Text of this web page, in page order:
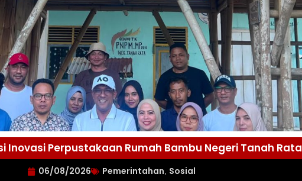
Inovasi Perpustakaan Rumah Bambu Negeri Tanah Rata
06/08/2026 Pemerintahan Sosial